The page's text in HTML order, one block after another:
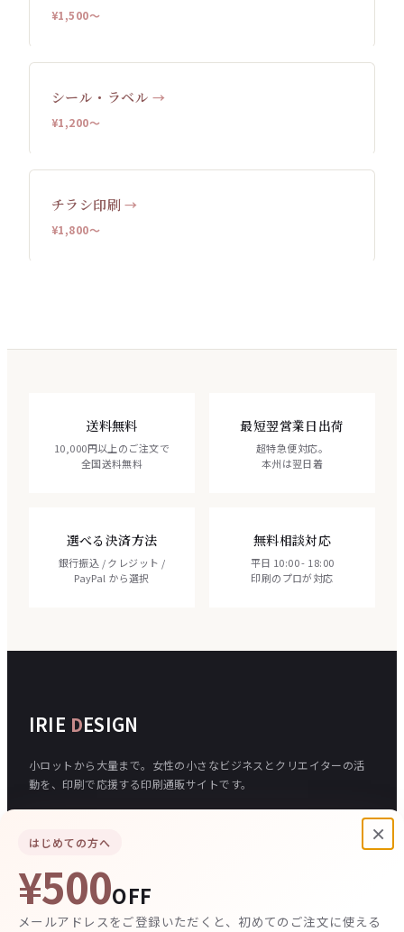
¥1,500〜
シール・ラベル →
¥1,200〜
チラシ印刷 →
¥1,800〜
送料無料
10,000円以上のご注文で
全国送料無料
最短翌営業日出荷
超特急便対応。
本州は翌日着
選べる決済方法
銀行振込 / クレジット /
PayPal から選択
無料相談対応
平日 10:00 - 18:00
印刷のプロが対応
IRIE DESIGN
小ロットから大量まで。女性の小さなビジネスとクリエイターの活
動を、印刷で応援する印刷通販サイトです。
ご注文について
ご注文の流れ
お支払い方法
×
はじめての方へ
¥500OFF
メールアドレスをご登録いただくと、初めてのご注文に使える